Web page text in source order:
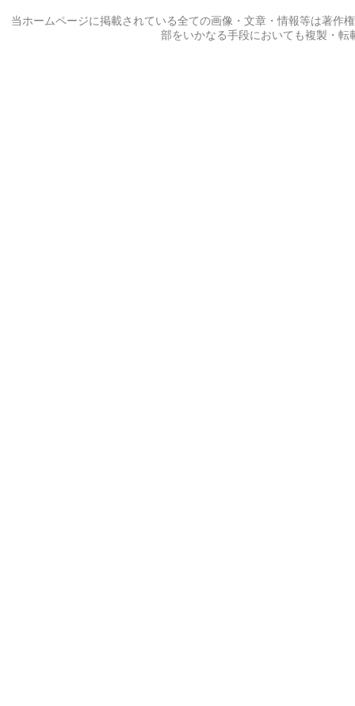
当ホームページに掲載されている全ての画像・文章・情報等は著作
部をいかなる手段においても複製・